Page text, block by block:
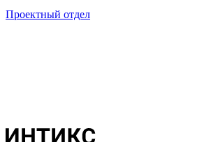
Проектный отдел